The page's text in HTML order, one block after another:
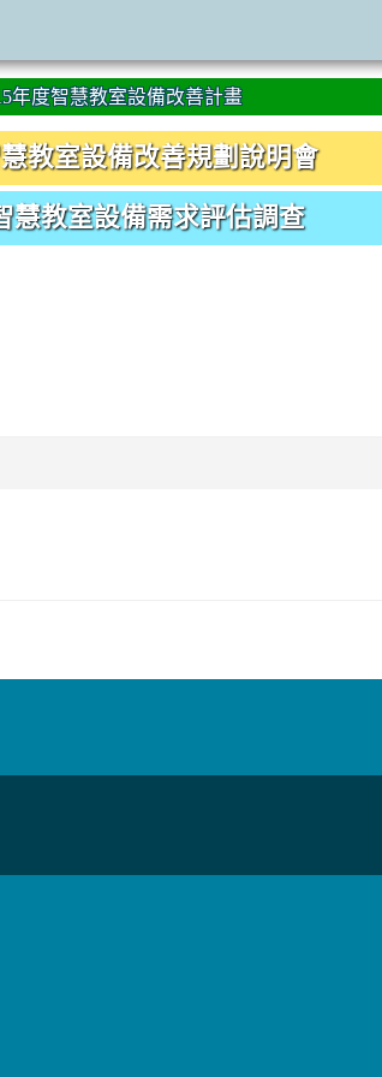
年度智慧教室設備改善計畫
教室設備改善規劃說明會
慧教室設備需求評估調查